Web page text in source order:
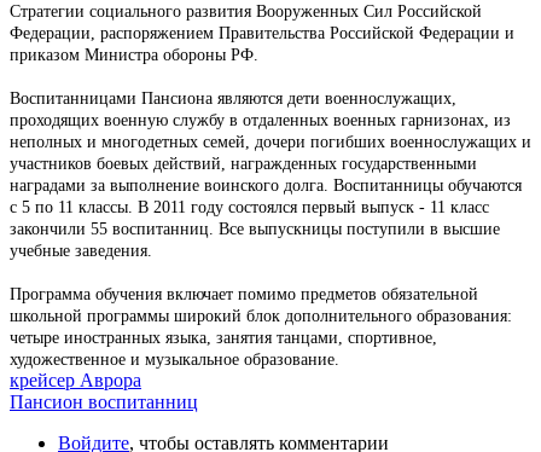
Стратегии социального развития Вооруженных Сил Российской
Федерации, распоряжением Правительства Российской Федерации и
приказом Министра обороны РФ.
Воспитанницами Пансиона являются дети военнослужащих,
проходящих военную службу в отдаленных военных гарнизонах, из
неполных и многодетных семей, дочери погибших военнослужащих и
участников боевых действий, награжденных государственными
наградами за выполнение воинского долга. Воспитанницы обучаются
с 5 по 11 классы. В 2011 году состоялся первый выпуск - 11 класс
закончили 55 воспитанниц. Все выпускницы поступили в высшие
учебные заведения.
Программа обучения включает помимо предметов обязательной
школьной программы широкий блок дополнительного образования:
четыре иностранных языка, занятия танцами, спортивное,
художественное и музыкальное образование.
крейсер Аврора
Пансион воспитанниц
Войдите, чтобы оставлять комментарии